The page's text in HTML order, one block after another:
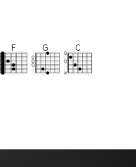
F G C